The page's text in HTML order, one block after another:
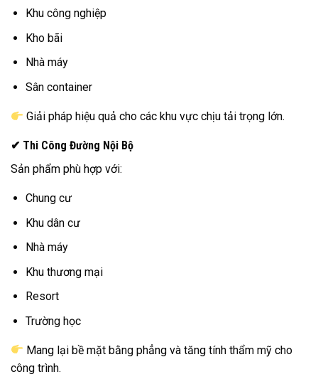
Khu công nghiệp
Kho bãi
Nhà máy
Sân container
Giải pháp hiệu quả cho các khu vực chịu tải trọng lớn.
✔ Thi Công Đường Nội Bộ
Sản phẩm phù hợp với:
Chung cư
Khu dân cư
Nhà máy
Khu thương mại
Resort
Trường học
Mang lại bề mặt bằng phẳng và tăng tính thẩm mỹ cho
công trình.